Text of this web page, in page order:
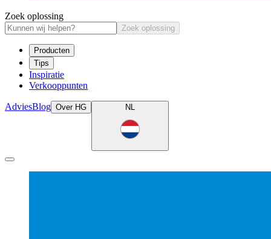
Zoek oplossing
Zoek oplossing
Producten
Tips
Inspiratie
Verkooppunten
AdviesBlog Over HG NL